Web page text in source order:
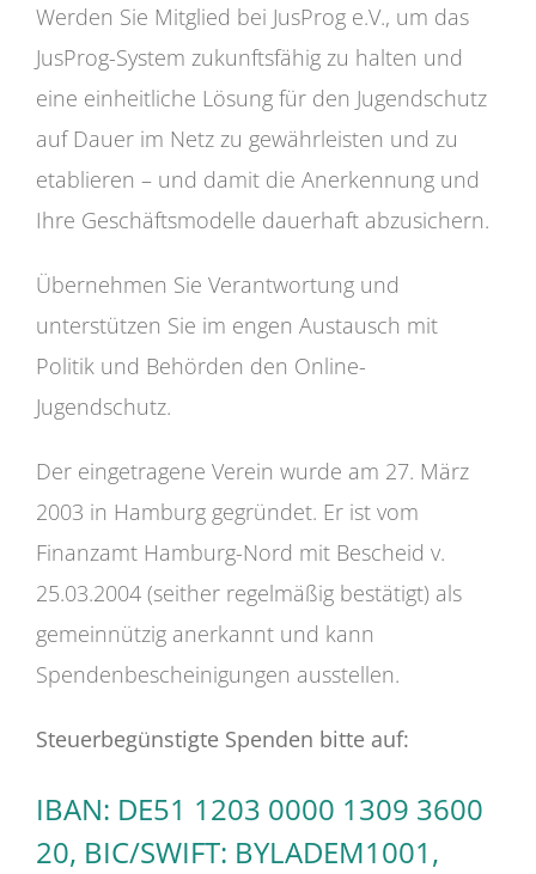
Werden Sie Mitglied bei JusProg e.V., um das
JusProg-System zukunftsfähig zu halten und
eine einheitliche Lösung für den Jugendschutz
auf Dauer im Netz zu gewährleisten und zu
etablieren – und damit die Anerkennung und
Ihre Geschäftsmodelle dauerhaft abzusichern.
Übernehmen Sie Verantwortung und
unterstützen Sie im engen Austausch mit
Politik und Behörden den Online-
Jugendschutz.
Der eingetragene Verein wurde am 27. März
2003 in Hamburg gegründet. Er ist vom
Finanzamt Hamburg-Nord mit Bescheid v.
25.03.2004 (seither regelmäßig bestätigt) als
gemeinnützig anerkannt und kann
Spendenbescheinigungen ausstellen.
Steuerbegünstigte Spenden bitte auf:
IBAN: DE51 1203 0000 1309 3600
20, BIC/SWIFT: BYLADEM1001,